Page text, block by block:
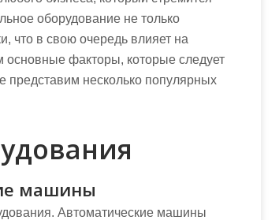
оборудование не только
что в свою очередь влияет на
основные факторы, которые следует
представим несколько популярных
машины
Автоматические машины